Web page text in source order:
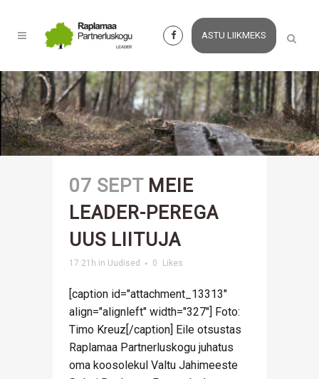
ASTU LIIKMEKS
07 SEPT MEIE
LEADER-PEREGA
UUS LIITUJA
17:21h in Uudised 0 Likes
[caption id="attachment_13313"
align="alignleft" width="327"] Foto:
Timo Kreuz[/caption] Eile otsustas
Raplamaa Partnerluskogu juhatus
oma koosolekul Valtu Jahimeeste